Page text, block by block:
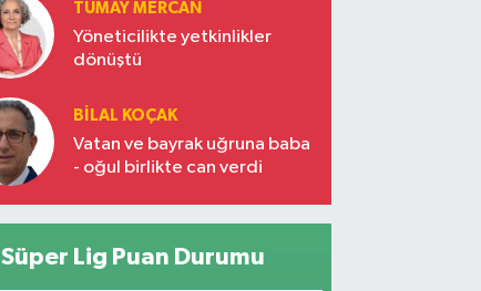
TÜMAY MERCAN
Yöneticilikte yetkinlikler
dönüştü
BILAL KOÇAK
Vatan ve bayrak uğruna baba
- oğul birlikte can verdi
Süper Lig Puan Durumu